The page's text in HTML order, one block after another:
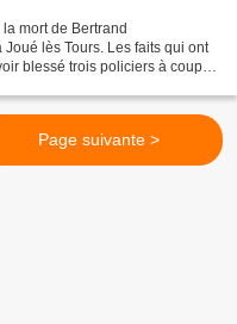
mort de Bertrand
lès Tours. Les faits qui ont
blessé trois policiers à coups
Page suivante >